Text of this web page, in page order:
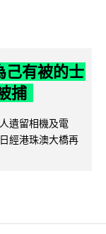
己有被的士
捕
遺留相機及電
經港珠澳大橋再